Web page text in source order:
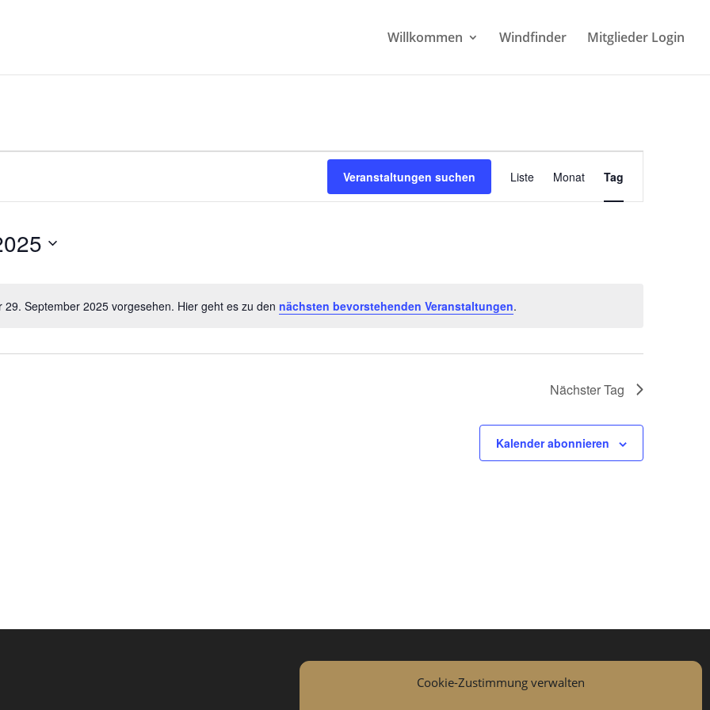
Cookie-Zustimmung verwalten
Willkommen Windfinder Mitglieder Login
Hinweis
29. September 2025 vorgesehen. Hier geht es zu den nächsten bevorstehenden Veranstaltungen.
Veranstaltungen suchen
Veranstaltung
Ansichten-
Navigation
Liste Monat Tag
Nächster Tag
Kalender abonnieren